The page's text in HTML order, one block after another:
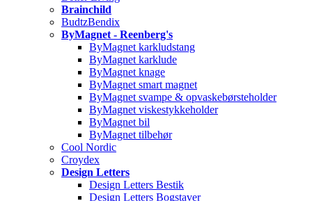
Brainchild
BudtzBendix
ByMagnet - Reenberg's
ByMagnet karkludstang
ByMagnet karklude
ByMagnet knage
ByMagnet smart magnet
ByMagnet svampe & opvaskebørsteholder
ByMagnet viskestykkeholder
ByMagnet bil
ByMagnet tilbehør
Cool Nordic
Croydex
Design Letters
Design Letters Bestik
Design Letters Bogstaver